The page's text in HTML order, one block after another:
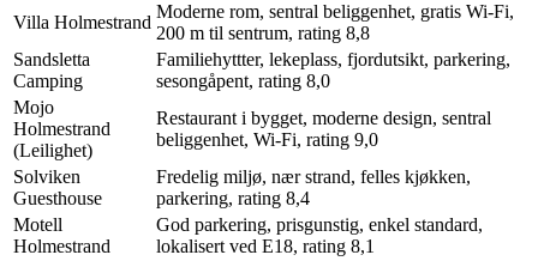
Villa Holmestrand
Moderne rom, sentral beliggenhet, gratis Wi-Fi,
200 m til sentrum, rating 8,8
Sandsletta
Camping
Familiehyttter, lekeplass, fjordutsikt, parkering,
sesongåpent, rating 8,0
Mojo
Holmestrand
(Leilighet)
Restaurant i bygget, moderne design, sentral
beliggenhet, Wi-Fi, rating 9,0
Solviken
Guesthouse
Fredelig miljø, nær strand, felles kjøkken,
parkering, rating 8,4
Motell
Holmestrand
God parkering, prisgunstig, enkel standard,
lokalisert ved E18, rating 8,1